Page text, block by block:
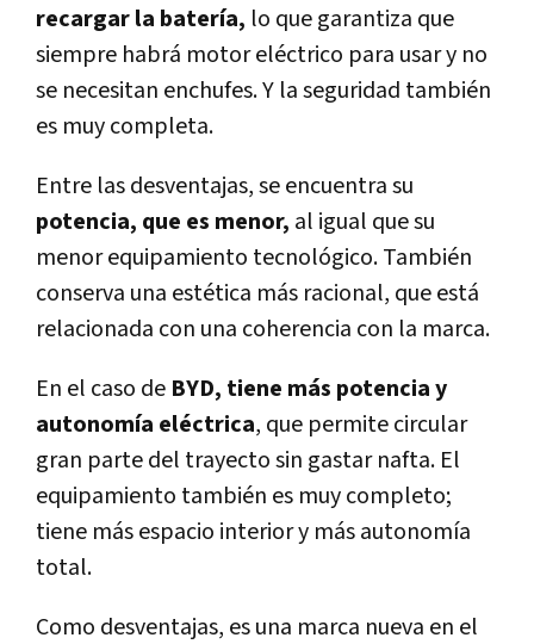
recargar la batería, lo que garantiza que
siempre habrá motor eléctrico para usar y no
se necesitan enchufes. Y la seguridad también
es muy completa.
Entre las desventajas, se encuentra su
potencia, que es menor, al igual que su
menor equipamiento tecnológico. También
conserva una estética más racional, que está
relacionada con una coherencia con la marca.
En el caso de BYD, tiene más potencia y
autonomía eléctrica, que permite circular
gran parte del trayecto sin gastar nafta. El
equipamiento también es muy completo;
tiene más espacio interior y más autonomía
total.
Como desventajas, es una marca nueva en el